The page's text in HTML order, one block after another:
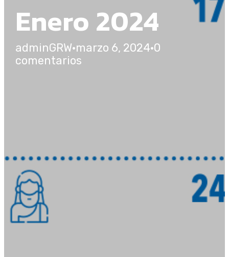
Enero 2024
adminGRW·marzo 6, 2024·0
comentarios